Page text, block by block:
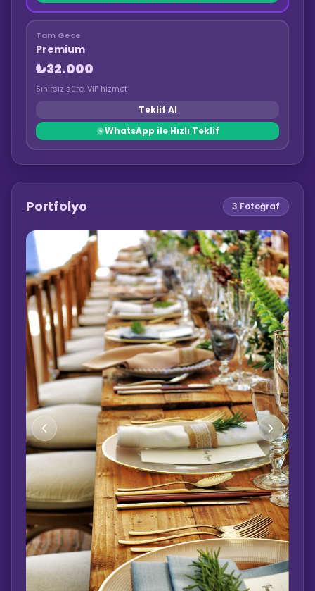
Tam Gece
Premium
₺32.000
Sınırsız süre, VIP hizmet
Teklif Al
WhatsApp ile Hızlı Teklif
Portfolyo 3 Fotoğraf